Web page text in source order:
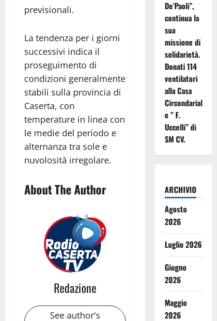
previsionali.
La tendenza per i giorni
successivi indica il
proseguimento di
condizioni generalmente
stabili sulla provincia di
Caserta, con
temperature in linea con
le medie del periodo e
alternanza tra sole e
nuvolosità irregolare.
About The Author
Redazione
See author's
De’Paoli”,
continua la
sua
missione di
solidarietà.
Donati 114
ventilatori
alla Casa
Circondarial
e ” F.
Uccelli” di
SM CV.
ARCHIVIO
Agosto
2026
Luglio 2026
Giugno
2026
Maggio
2026